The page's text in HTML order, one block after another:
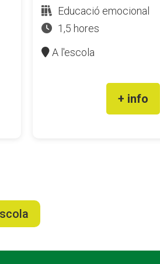
Educació emocional
1,5 hores
A l'escola
+ info